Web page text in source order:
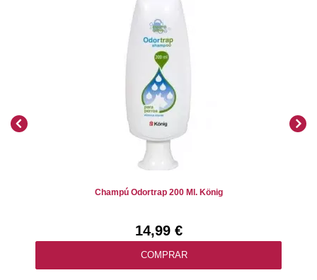
Champú Odortrap 200 Ml. König
14,99 €
COMPRAR